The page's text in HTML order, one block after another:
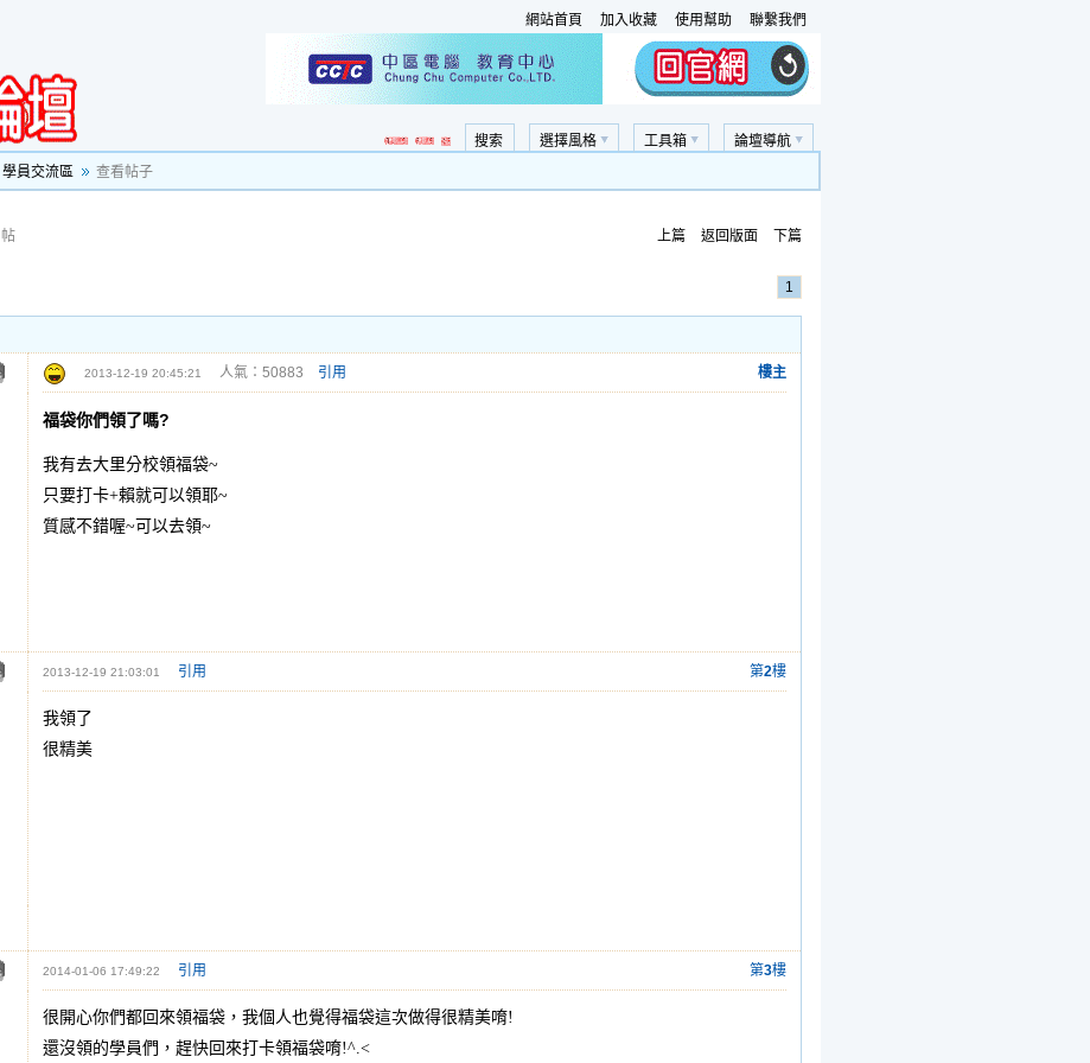
網站首頁 加入收藏 使用幫助 聯繫我們
論壇導航
工具箱
選擇風格
搜索
學員交流區 查看帖子
帖 上篇 返回版面 下篇
1
2013-12-19 20:45:21 人氣：50883 引用 樓主
福袋你們領了嗎?
我有去大里分校領福袋~
只要打卡+賴就可以領耶~
質感不錯喔~可以去領~
2013-12-19 21:03:01 引用 第2樓
我領了
很精美
2014-01-06 17:49:22 引用 第3樓
很開心你們都回來領福袋，我個人也覺得福袋這次做得很精美唷!
還沒領的學員們，趕快回來打卡領福袋唷!^.<